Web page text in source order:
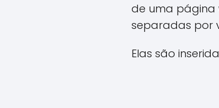
de uma página
separadas por
Elas são